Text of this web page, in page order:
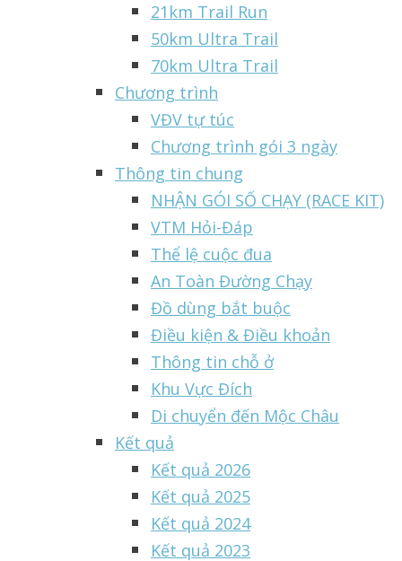
21km Trail Run
50km Ultra Trail
70km Ultra Trail
Chương trình
VĐV tự túc
Chương trình gói 3 ngày
Thông tin chung
NHẬN GÓI SỐ CHẠY (RACE KIT)
VTM Hỏi-Đáp
Thể lệ cuộc đua
An Toàn Đường Chạy
Đồ dùng bắt buộc
Điều kiện & Điều khoản
Thông tin chỗ ở
Khu Vực Đích
Di chuyển đến Mộc Châu
Kết quả
Kết quả 2026
Kết quả 2025
Kết quả 2024
Kết quả 2023